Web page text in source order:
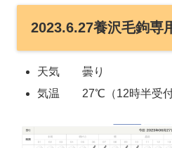
2023.6.27養沢毛鉤専
天気 曇り
気温 27℃（12時半受付